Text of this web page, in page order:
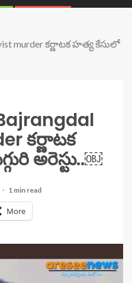
murder కర్ణాటక హత్య కేసులో
కర్ణాటక
అరెస్టు..￼
1 min read
More